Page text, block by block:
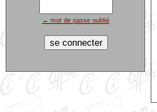
→ mot de passe oublié